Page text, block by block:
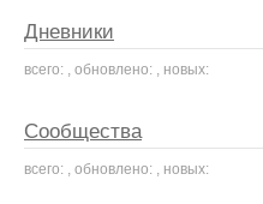
Дневники
всего: , обновлено: , новых:
Сообщества
всего: , обновлено: , новых: